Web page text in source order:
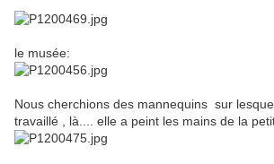
le musée:
Nous cherchions des mannequins sur
travaillé , là.... elle a peint les mains de la